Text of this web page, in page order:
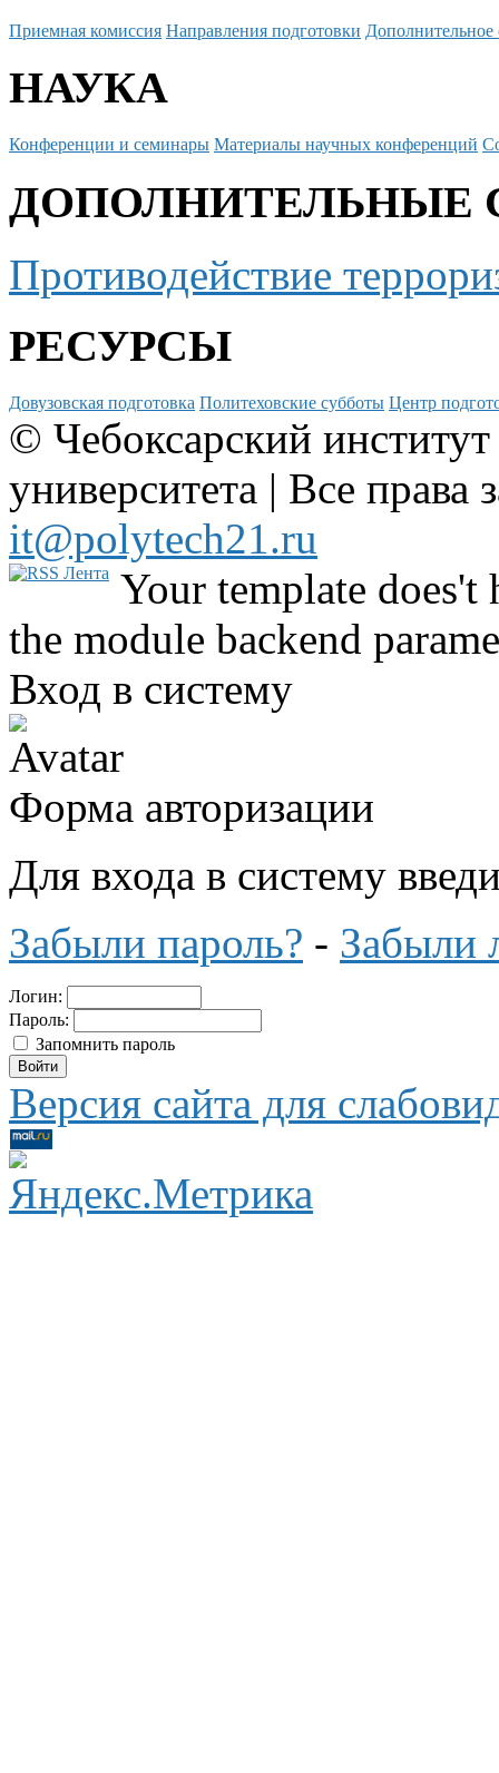
Приемная комиссия Направления подготовки Дополнительное
НАУКА
Конференции и семинары Материалы научных конференций
ДОПОЛНИТЕЛЬНЫЕ
Противодействие
РЕСУРСЫ
Довузовская подготовка Политеховские субботы Центр
© Чебоксарский
университета | Все
it@polytech21.ru
Your template
the module backend
Вход в систему
Форма авторизации
Для входа в систему
Забыли пароль? - Забыли
Логин:
Пароль:
Запомнить пароль
Версия сайта для